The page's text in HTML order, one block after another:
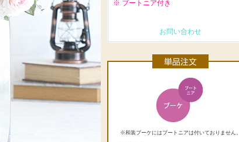
※ ブートニア付き
お問い合わせ
※和装ブーケにはブートニアは付いておりません。